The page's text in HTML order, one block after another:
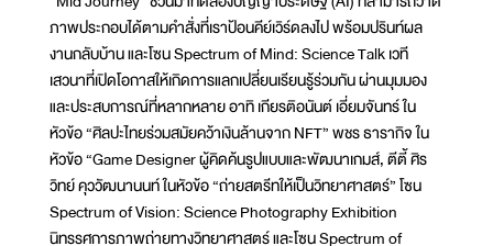
ภาพประกอบได้ตามคำสั่งที่เราป้อนคีย์เวิร์ดลงไป พร้อมปรินท์ผล
งานกลับบ้าน และโซน Spectrum of Mind: Science Talk เวที
เสวนาที่เปิดโอกาสให้เกิดการแลกเปลี่ยนเรียนรู้ร่วมกัน ผ่านมุมมอง
และประสบการณ์ที่หลากหลาย อาทิ เกียรติอนันต์ เอี่ยมจันทร์ ใน
หัวข้อ “ศิลปะไทยร่วมสมัยคว้าเงินล้านจาก NFT” พชร ธารากิจ ใน
หัวข้อ “Game Designer ผู้คิดค้นรูปแบบและพัฒนาเกมส์, ตีตี้ ศิร
วิทย์ คุววัฒนานนท์ ในหัวข้อ “ถ่ายสตรีทให้เป็นวิทยาศาสตร์” โซน
Spectrum of Vision: Science Photography Exhibition
นิทรรศการภาพถ่ายทางวิทยาศาสตร์ และโซน Spectrum of